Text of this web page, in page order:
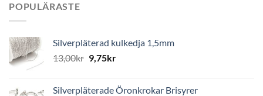
POPULÄRASTE
Silverpläterad kulkedja 1,5mm
13,00kr 9,75kr
Silverpläterade Öronkrokar Brisyrer